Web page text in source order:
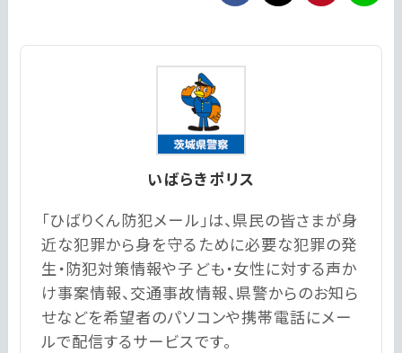
いばらきポリス
「ひばりくん防犯メール」は、県民の皆さまが身
近な犯罪から身を守るために必要な犯罪の発
生・防犯対策情報や子ども・女性に対する声か
け事案情報、交通事故情報、県警からのお知ら
せなどを希望者のパソコンや携帯電話にメー
ルで配信するサービスです。